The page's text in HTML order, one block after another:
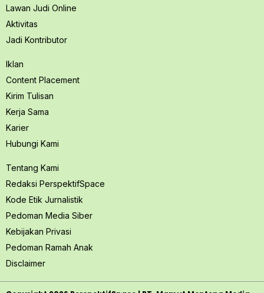
Lawan Judi Online
Aktivitas
Jadi Kontributor
Iklan
Content Placement
Kirim Tulisan
Kerja Sama
Karier
Hubungi Kami
Tentang Kami
Redaksi PerspektifSpace
Kode Etik Jurnalistik
Pedoman Media Siber
Kebijakan Privasi
Pedoman Ramah Anak
Disclaimer